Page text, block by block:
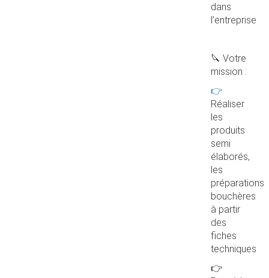
dans
l’entreprise
🔪 Votre
mission :
👉
Réaliser
les
produits
semi
élaborés,
les
préparations
bouchères
à partir
des
fiches
techniques
👉